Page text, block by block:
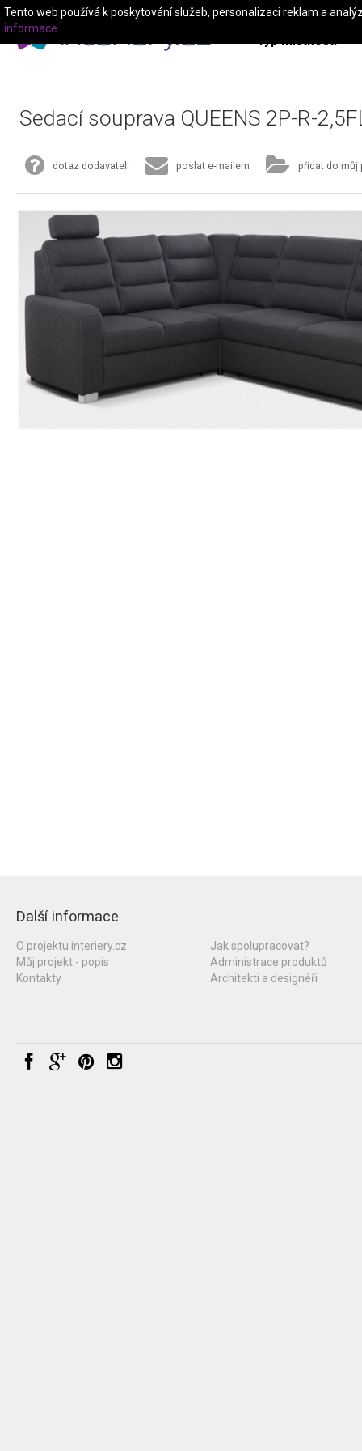
Typ místnosti
Sedací souprava QUEENS 2P-R-
dotaz dodavateli poslat e-mailem přidat do můj
Další informace
O projektu interiery.cz
Můj projekt - popis
Kontakty
Jak spolupracovat?
Administrace produktů
Architekti a designéři
Tento web používá k poskytování služeb, personalizaci reklam a
informace